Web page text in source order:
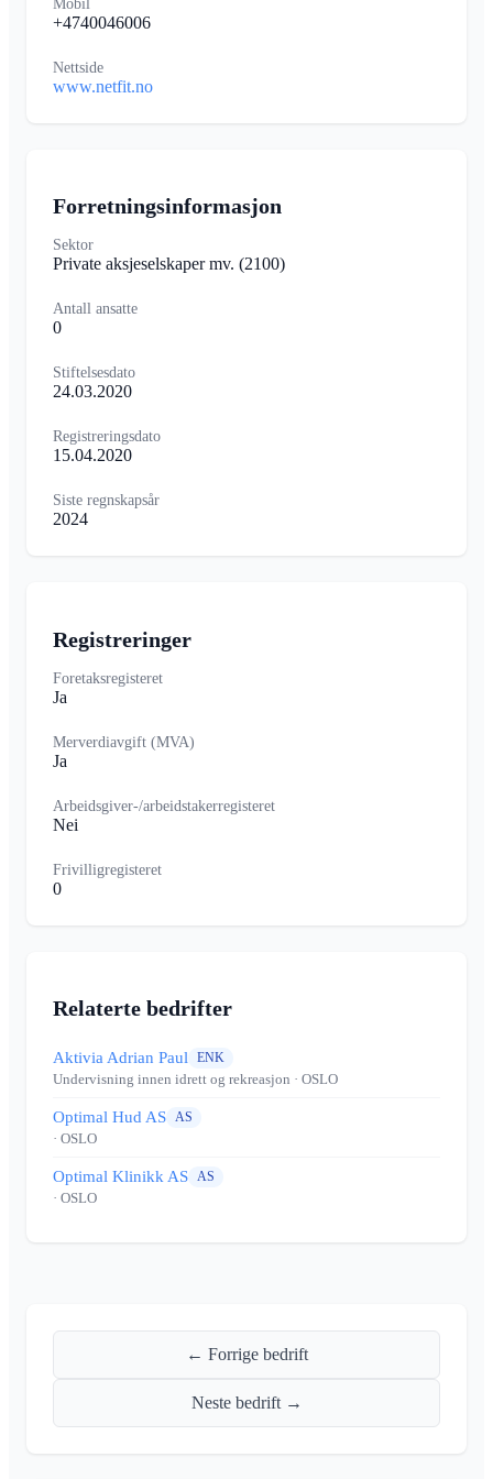
Mobil
+4740046006
Nettside
www.netfit.no
Forretningsinformasjon
Sektor
Private aksjeselskaper mv. (2100)
Antall ansatte
0
Stiftelsesdato
24.03.2020
Registreringsdato
15.04.2020
Siste regnskapsår
2024
Registreringer
Foretaksregisteret
Ja
Merverdiavgift (MVA)
Ja
Arbeidsgiver-/arbeidstakerregisteret
Nei
Frivilligregisteret
0
Relaterte bedrifter
Aktivia Adrian Paul ENK
Undervisning innen idrett og rekreasjon · OSLO
Optimal Hud AS AS
· OSLO
Optimal Klinikk AS AS
· OSLO
← Forrige bedrift
Neste bedrift →